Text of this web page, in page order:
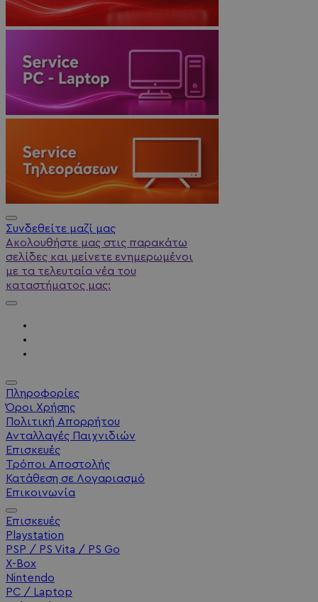
Συνδεθείτε μαζί μας
Ακολουθήστε μας στις παρακάτω
σελίδες και μείνετε ενημερωμένοι
με τα τελευταία νέα του
καταστήματος μας:
Πληροφορίες
Όροι Χρήσης
Πολιτική Απορρήτου
Ανταλλαγές Παιχνιδιών
Επισκευές
Τρόποι Αποστολής
Κατάθεση σε Λογαριασμό
Επικοινωνία
Επισκευές
Playstation
PSP / PS Vita / PS Go
X-Box
Nintendo
PC / Laptop